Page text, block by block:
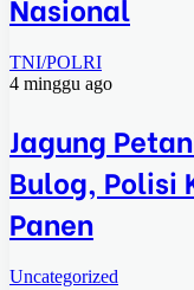
TNI/POLRI
4 minggu ago
Jagung
Bulog, Polisi
Panen
Uncategorized